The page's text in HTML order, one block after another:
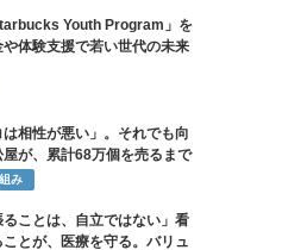
Youth Program」を
体験支援で若い世代の未来
は相性が悪い」。それでも向
屋が、累計68万個を売るまで
み
ることは、自立ではない」看
とが、医療を守る。バリュ